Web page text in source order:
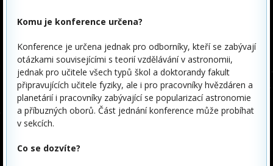
Komu je konference určena?
Konference je určena jednak pro odborníky, kteří se zabývají
otázkami souvisejícími s teorií vzdělávání v astronomii,
jednak pro učitele všech typů škol a doktorandy fakult
připravujících učitele fyziky, ale i pro pracovníky hvězdáren a
planetárií i pracovníky zabývající se popularizací astronomie
a příbuzných oborů. Část jednání konference může probíhat
v sekcích.
Co se dozvíte?